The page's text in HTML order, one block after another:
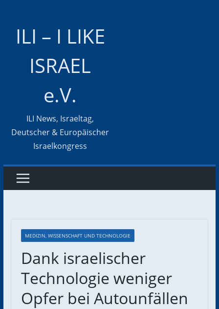
ILI – I LIKE
ISRAEL
e.V.
ILI News, Israeltag,
Deutscher & Europäischer
Israelkongress
MEDIZIN, WISSENSCHAFT UND TECHNOLOGIE
Dank israelischer
Technologie weniger
Opfer bei Autounfällen